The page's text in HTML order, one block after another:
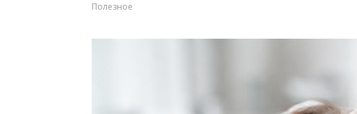
Полезное